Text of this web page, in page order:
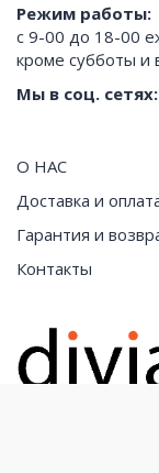
О НАС
Доставка и
Гарантия и
Контакты
Режим работы:
с 9-00 до 18-00
кроме субботы и
Мы в соц. сетях: